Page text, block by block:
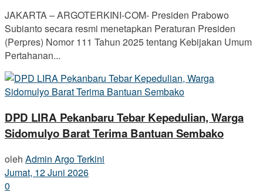
JAKARTA – ARGOTERKINI-COM- Presiden Prabowo
Subianto secara resmi menetapkan Peraturan Presiden
(Perpres) Nomor 111 Tahun 2025 tentang Kebijakan Umum
Pertahanan...
DPD LIRA Pekanbaru Tebar Kepedulian, Warga
Sidomulyo Barat Terima Bantuan Sembako
oleh Admin Argo Terkini
Jumat, 12 Juni 2026
0